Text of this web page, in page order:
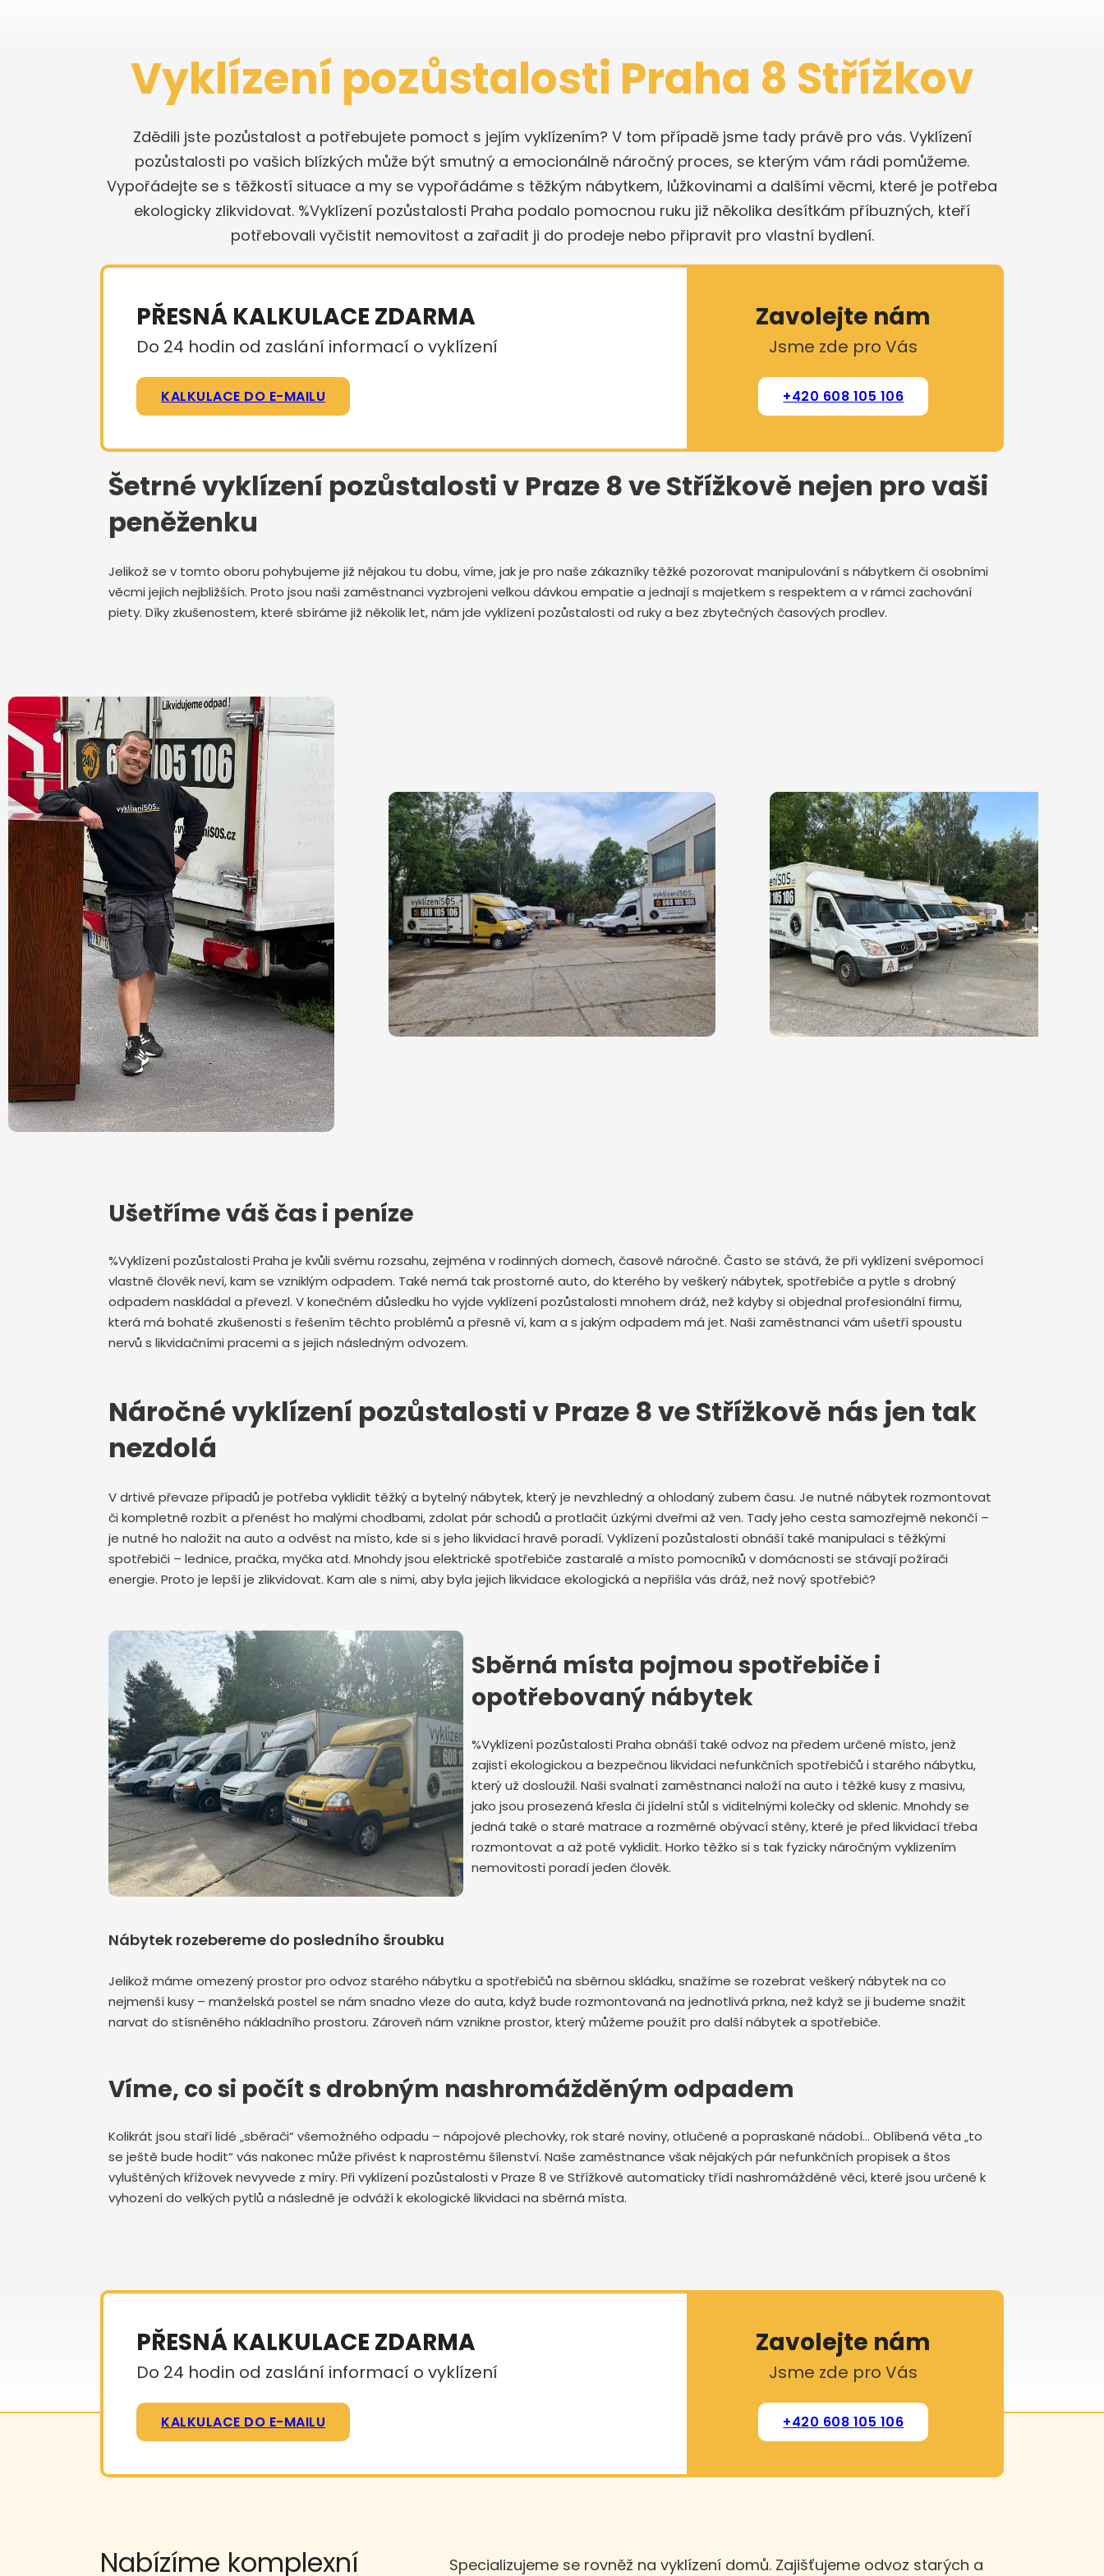
Vyklízení pozůstalosti Praha 8 Střížkov
Zdědili jste pozůstalost a potřebujete pomoct s jejím vyklízením? V tom případě jsme tady právě pro vás. Vyklízení
pozůstalosti po vašich blízkých může být smutný a emocionálně náročný proces, se kterým vám rádi pomůžeme.
Vypořádejte se s těžkostí situace a my se vypořádáme s těžkým nábytkem, lůžkovinami a dalšími věcmi, které je potřeba
ekologicky zlikvidovat. %Vyklízení pozůstalosti Praha podalo pomocnou ruku již několika desítkám příbuzných, kteří
potřebovali vyčistit nemovitost a zařadit ji do prodeje nebo připravit pro vlastní bydlení.
PŘESNÁ KALKULACE ZDARMA
Do 24 hodin od zaslání informací o vyklízení
KALKULACE DO E-MAILU
Zavolejte nám
Jsme zde pro Vás
+420 608 105 106
Šetrné vyklízení pozůstalosti v Praze 8 ve Střížkově nejen pro vaši
peněženku
Jelikož se v tomto oboru pohybujeme již nějakou tu dobu, víme, jak je pro naše zákazníky těžké pozorovat manipulování s nábytkem či osobními
věcmi jejich nejbližších. Proto jsou naši zaměstnanci vyzbrojeni velkou dávkou empatie a jednají s majetkem s respektem a v rámci zachování
piety. Díky zkušenostem, které sbíráme již několik let, nám jde vyklízení pozůstalosti od ruky a bez zbytečných časových prodlev.
Ušetříme váš čas i peníze
%Vyklízení pozůstalosti Praha je kvůli svému rozsahu, zejména v rodinných domech, časově náročné. Často se stává, že při vyklízení svépomocí
vlastně člověk neví, kam se vzniklým odpadem. Také nemá tak prostorné auto, do kterého by veškerý nábytek, spotřebiče a pytle s drobný
odpadem naskládal a převezl. V konečném důsledku ho vyjde vyklízení pozůstalosti mnohem dráž, než kdyby si objednal profesionální firmu,
která má bohaté zkušenosti s řešením těchto problémů a přesně ví, kam a s jakým odpadem má jet. Naši zaměstnanci vám ušetří spoustu
nervů s likvidačními pracemi a s jejich následným odvozem.
Náročné vyklízení pozůstalosti v Praze 8 ve Střížkově nás jen tak
nezdolá
V drtivé převaze případů je potřeba vyklidit těžký a bytelný nábytek, který je nevzhledný a ohlodaný zubem času. Je nutné nábytek rozmontovat
či kompletně rozbít a přenést ho malými chodbami, zdolat pár schodů a protlačit úzkými dveřmi až ven. Tady jeho cesta samozřejmě nekončí –
je nutné ho naložit na auto a odvést na místo, kde si s jeho likvidací hravě poradí. Vyklízení pozůstalosti obnáší také manipulaci s těžkými
spotřebiči – lednice, pračka, myčka atd. Mnohdy jsou elektrické spotřebiče zastaralé a místo pomocníků v domácnosti se stávají požírači
energie. Proto je lepší je zlikvidovat. Kam ale s nimi, aby byla jejich likvidace ekologická a nepřišla vás dráž, než nový spotřebič?
Sběrná místa pojmou spotřebiče i
opotřebovaný nábytek
%Vyklízení pozůstalosti Praha obnáší také odvoz na předem určené místo, jenž
zajistí ekologickou a bezpečnou likvidaci nefunkčních spotřebičů i starého nábytku,
který už dosloužil. Naši svalnatí zaměstnanci naloží na auto i těžké kusy z masivu,
jako jsou prosezená křesla či jídelní stůl s viditelnými kolečky od sklenic. Mnohdy se
jedná také o staré matrace a rozměrné obývací stěny, které je před likvidací třeba
rozmontovat a až poté vyklidit. Horko těžko si s tak fyzicky náročným vyklizením
nemovitosti poradí jeden člověk.
Nábytek rozebereme do posledního šroubku
Jelikož máme omezený prostor pro odvoz starého nábytku a spotřebičů na sběrnou skládku, snažíme se rozebrat veškerý nábytek na co
nejmenší kusy – manželská postel se nám snadno vleze do auta, když bude rozmontovaná na jednotlivá prkna, než když se ji budeme snažit
narvat do stísněného nákladního prostoru. Zároveň nám vznikne prostor, který můžeme použít pro další nábytek a spotřebiče.
Víme, co si počít s drobným nashromážděným odpadem
Kolikrát jsou staří lidé „sběrači“ všemožného odpadu – nápojové plechovky, rok staré noviny, otlučené a popraskané nádobí… Oblíbená věta „to
se ještě bude hodit“ vás nakonec může přivést k naprostému šílenství. Naše zaměstnance však nějakých pár nefunkčních propisek a štos
vyluštěných křížovek nevyvede z míry. Při vyklízení pozůstalosti v Praze 8 ve Střížkově automaticky třídí nashromážděné věci, které jsou určené k
vyhození do velkých pytlů a následně je odváží k ekologické likvidaci na sběrná místa.
PŘESNÁ KALKULACE ZDARMA
Do 24 hodin od zaslání informací o vyklízení
KALKULACE DO E-MAILU
Zavolejte nám
Jsme zde pro Vás
+420 608 105 106
Nabízíme komplexní Specializujeme se rovněž na vyklízení domů. Zajišťujeme odvoz starých a